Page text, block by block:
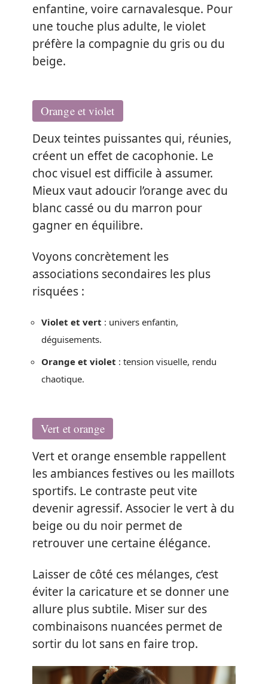
enfantine, voire carnavalesque. Pour
une touche plus adulte, le violet
préfère la compagnie du gris ou du
beige.
Orange et violet
Deux teintes puissantes qui, réunies,
créent un effet de cacophonie. Le
choc visuel est difficile à assumer.
Mieux vaut adoucir l’orange avec du
blanc cassé ou du marron pour
gagner en équilibre.
Voyons concrètement les
associations secondaires les plus
risquées :
Violet et vert : univers enfantin,
déguisements.
Orange et violet : tension visuelle, rendu
chaotique.
Vert et orange
Vert et orange ensemble rappellent
les ambiances festives ou les maillots
sportifs. Le contraste peut vite
devenir agressif. Associer le vert à du
beige ou du noir permet de
retrouver une certaine élégance.
Laisser de côté ces mélanges, c’est
éviter la caricature et se donner une
allure plus subtile. Miser sur des
combinaisons nuancées permet de
sortir du lot sans en faire trop.